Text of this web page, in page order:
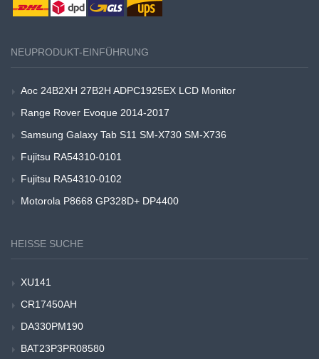
NEUPRODUKT-EINFÜHRUNG
Aoc 24B2XH 27B2H ADPC1925EX LCD Monitor
Range Rover Evoque 2014-2017
Samsung Galaxy Tab S11 SM-X730 SM-X736
Fujitsu RA54310-0101
Fujitsu RA54310-0102
Motorola P8668 GP328D+ DP4400
HEISSE SUCHE
XU141
CR17450AH
DA330PM190
BAT23P3PR08580